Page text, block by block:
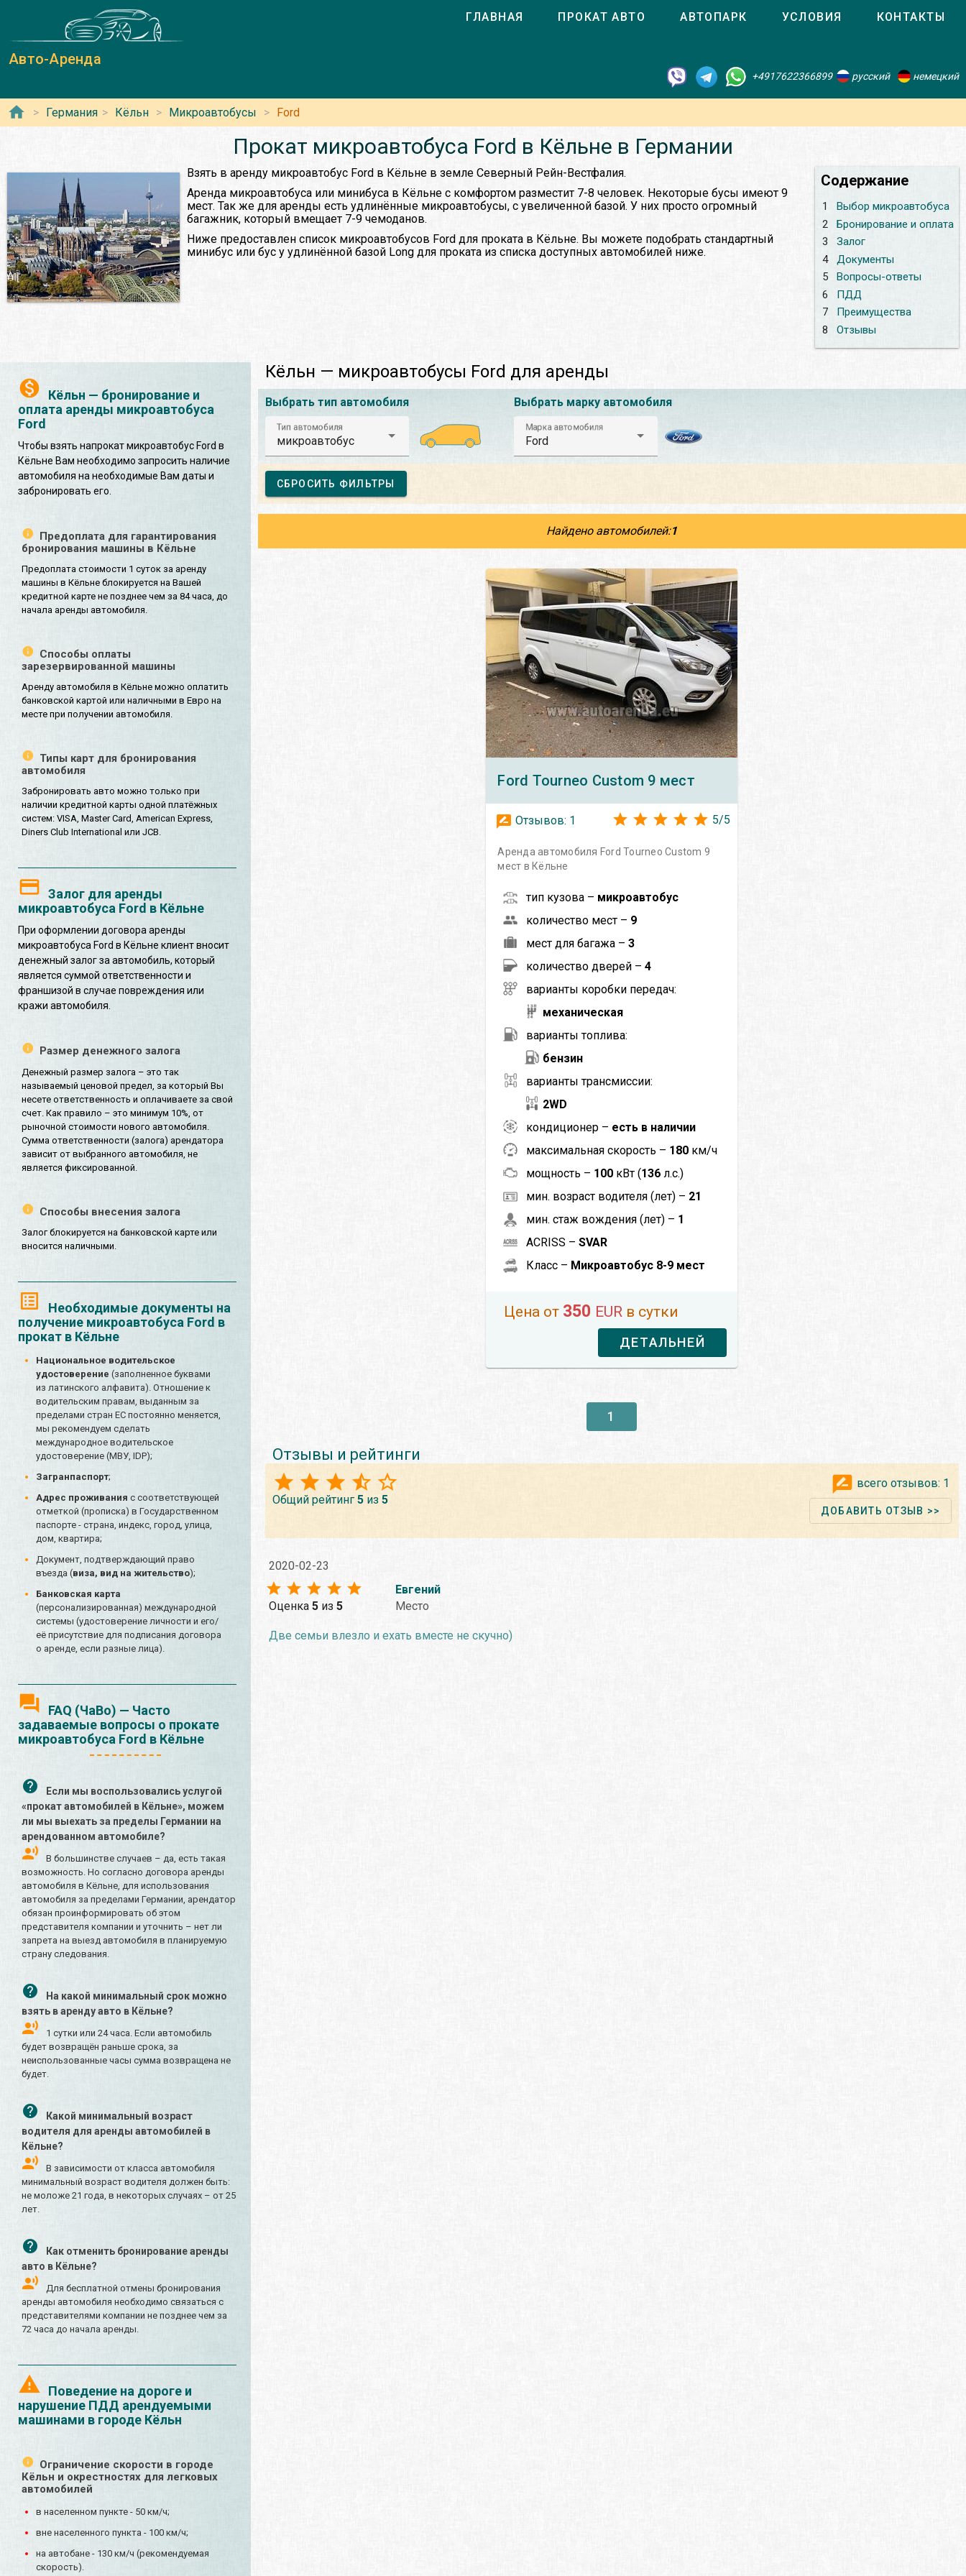
Авто-Аренда
ГЛАВНАЯ ПРОКАТ АВТО АВТОПАРК УСЛОВИЯ КОНТАКТЫ
+4917622366899 русский немецкий
Германия Кёльн Микроавтобусы Ford
Прокат микроавтобуса Ford в Кёльне в Германии
Содержание
1
Выбор микроавтобуса
2
Бронирование и оплата
3
Залог
4
Документы
5
Вопросы-ответы
6
ПДД
7
Преимущества
8
Отзывы
Взять в аренду микроавтобус Ford в Кёльне в земле Северный Рейн-Вестфалия.
Аренда микроавтобуса или минибуса в Кёльне с комфортом разместит 7-8 человек. Некоторые бусы имеют 9
мест. Так же для аренды есть удлинённые микроавтобусы, с увеличенной базой. У них просто огромный
багажник, который вмещает 7-9 чемоданов.
Ниже предоставлен список микроавтобусов Ford для проката в Кёльне. Вы можете подобрать стандартный
минибус или бус у удлинённой базой Long для проката из списка доступных автомобилей ниже.
Кёльн — бронирование и
оплата аренды микроавтобуса
Ford
Чтобы взять напрокат микроавтобус Ford в
Кёльне Вам необходимо запросить наличие
автомобиля на необходимые Вам даты и
забронировать его.
Предоплата для гарантирования
бронирования машины в Кёльне
Предоплата стоимости 1 суток за аренду
машины в Кёльне блокируется на Вашей
кредитной карте не позднее чем за 84 часа, до
начала аренды автомобиля.
Способы оплаты
зарезервированной машины
Аренду автомобиля в Кёльне можно оплатить
банковской картой или наличными в Евро на
месте при получении автомобиля.
Типы карт для бронирования
автомобиля
Забронировать авто можно только при
наличии кредитной карты одной платёжных
систем: VISA, Master Card, American Express,
Diners Club International или JCB.
Залог для аренды
микроавтобуса Ford в Кёльне
При оформлении договора аренды
микроавтобуса Ford в Кёльне клиент вносит
денежный залог за автомобиль, который
является суммой ответственности и
франшизой в случае повреждения или
кражи автомобиля.
Размер денежного залога
Денежный размер залога – это так
называемый ценовой предел, за который Вы
несете ответственность и оплачиваете за свой
счет. Как правило – это минимум 10%, от
рыночной стоимости нового автомобиля.
Сумма ответственности (залога) арендатора
зависит от выбранного автомобиля, не
является фиксированной.
Способы внесения залога
Залог блокируется на банковской карте или
вносится наличными.
Необходимые документы на
получение микроавтобуса Ford в
прокат в Кёльне
Национальное водительское
удостоверение (заполненное буквами
из латинского алфавита). Отношение к
водительским правам, выданным за
пределами стран ЕС постоянно меняется,
мы рекомендуем сделать
международное водительское
удостоверение (МВУ, IDP);
Загранпаспорт;
Адрес проживания с соответствующей
отметкой (прописка) в Государственном
паспорте - страна, индекс, город, улица,
дом, квартира;
Документ, подтверждающий право
въезда (виза, вид на жительство);
Банковская карта
(персонализированная) международной
системы (удостоверение личности и его/
её присутствие для подписания договора
о аренде, если разные лица).
FAQ (ЧаВо) — Часто
задаваемые вопросы о прокате
микроавтобуса Ford в Кёльне
Если мы воспользовались услугой
«прокат автомобилей в Кёльне», можем
ли мы выехать за пределы Германии на
арендованном автомобиле?
В большинстве случаев – да, есть такая
возможность. Но согласно договора аренды
автомобиля в Кёльне, для использования
автомобиля за пределами Германии, арендатор
обязан проинформировать об этом
представителя компании и уточнить – нет ли
запрета на выезд автомобиля в планируемую
страну следования.
На какой минимальный срок можно
взять в аренду авто в Кёльне?
1 сутки или 24 часа. Если автомобиль
будет возвращён раньше срока, за
неиспользованные часы сумма возвращена не
будет.
Какой минимальный возраст
водителя для аренды автомобилей в
Кёльне?
В зависимости от класса автомобиля
минимальный возраст водителя должен быть:
не моложе 21 года, в некоторых случаях – от 25
лет.
Как отменить бронирование аренды
авто в Кёльне?
Для бесплатной отмены бронирования
аренды автомобиля необходимо связаться с
представителями компании не позднее чем за
72 часа до начала аренды.
Поведение на дороге и
нарушение ПДД арендуемыми
машинами в городе Кёльн
Ограничение скорости в городе
Кёльн и окрестностях для легковых
автомобилей
в населенном пункте - 50 км/ч;
вне населенного пункта - 100 км/ч;
на автобане - 130 км/ч (рекомендуемая
скорость).
Кёльн — микроавтобусы Ford для аренды
Выбрать тип автомобиля
Тип автомобиля
микроавтобус
Выбрать марку автомобиля
Марка автомобиля
Ford
СБРОСИТЬ ФИЛЬТРЫ
Найдено автомобилей:1
Ford Tourneo Custom 9 мест
Отзывов: 1 5/5
Аренда автомобиля Ford Tourneo Custom 9
мест в Кёльне
тип кузова – микроавтобус
количество мест – 9
мест для багажа –3
количество дверей –4
варианты коробки передач:
механическая
варианты топлива:
бензин
варианты трансмиссии:
2WD
кондиционер – есть в наличии
максимальная скорость – 180 км/ч
мощность – 100 кВт (136 л.с.)
мин. возраст водителя (лет) – 21
мин. стаж вождения (лет) – 1
ACRISS –SVAR
Класс – Микроавтобус 8-9 мест
Цена от 350 EUR в сутки
ДЕТАЛЬНЕЙ
1
Отзывы и рейтинги
Общий рейтинг 5из 5
всего отзывов: 1
ДОБАВИТЬ ОТЗЫВ >>
2020-02-23
Оценка 5из 5
Евгений
Место
Две семьи влезло и ехать вместе не скучно)